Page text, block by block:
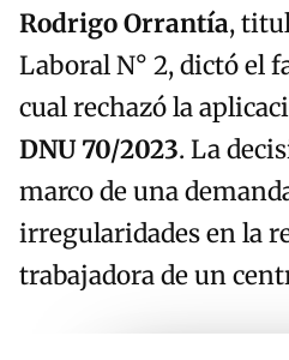
Rodrigo Orrantía,
Laboral N° 2, dictó el
cual rechazó la
DNU 70/2023. La
marco de una
irregularidades en la
trabajadora de un